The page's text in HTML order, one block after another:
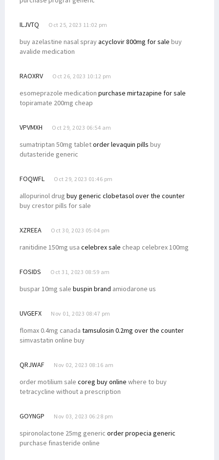
ILJVTQ Oct 25, 2023 11:02 pm
buy azelastine nasal sprayacyclovir 800mg for sale buy
avalide medication
RAOXRV Oct 26, 2023 10:12 pm
esomeprazole medication purchase mirtazapine for sale
topiramate 200mg cheap
VPVMXH Oct 29, 2023 06:54 am
sumatriptan 50mg tabletorder levaquin pills buy
dutasteride generic
FOQWFL Oct 29, 2023 01:46 pm
allopurinol drug buy generic clobetasol over the counter
buy crestor pills for sale
XZREEA Oct 30, 2023 05:04 pm
ranitidine 150mg usa celebrex sale cheap celebrex 100mg
FOSIDS Oct 31, 2023 08:59 am
buspar 10mg sale buspin brand amiodarone us
UVGEFX Nov 01, 2023 08:47 pm
flomax 0.4mg canada tamsulosin 0.2mg over the counter
simvastatin online buy
QRJWAF Nov 02, 2023 08:16 am
order motilium sale coreg buy online where to buy
tetracycline without a prescription
GOYNGP Nov 03, 2023 06:28 pm
spironolactone 25mg generic order propecia generic
purchase finasteride online